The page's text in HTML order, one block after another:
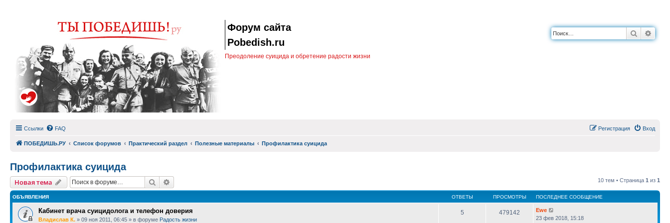
Форум сайта
Pobedish.ru
Преодоление суицида и обретение радости жизни
Поиск
Ссылки FAQ Вход
Регистрация
ПОБЕДИШЬ.РУ Список форумов Практический раздел Полезные материалы Профилактика суицида
Профилактика суицида
Новая тема Поиск 10 тем • Страница 1 из 1
ОБЪЯВЛЕНИЯ ОТВЕТЫ ПРОСМОТРЫ ПОСЛЕДНЕЕ СООБЩЕНИЕ
Кабинет врача суицидолога и телефон доверия
Владислав К. » 09 ноя 2011, 06:45 » в форуме Радость жизни
5 479142
Ewe
23 фев 2018, 15:18